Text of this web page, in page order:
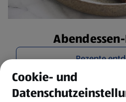
Rezepte
Cookie- und